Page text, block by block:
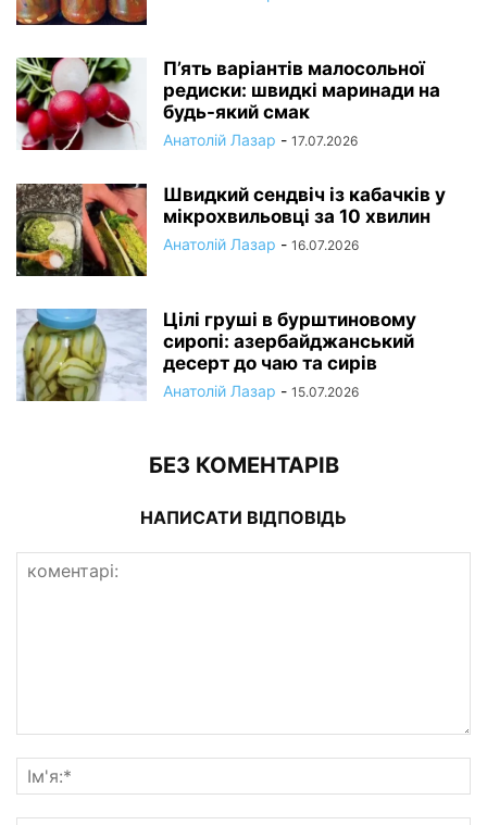
П’ять варіантів малосольної
редиски: швидкі маринади на
будь-який смак
Анатолій Лазар - 17.07.2026
Швидкий сендвіч із кабачків у
мікрохвильовці за 10 хвилин
Анатолій Лазар - 16.07.2026
Цілі груші в бурштиновому
сиропі: азербайджанський
десерт до чаю та сирів
Анатолій Лазар - 15.07.2026
БЕЗ КОМЕНТАРІВ
НАПИСАТИ ВІДПОВІДЬ